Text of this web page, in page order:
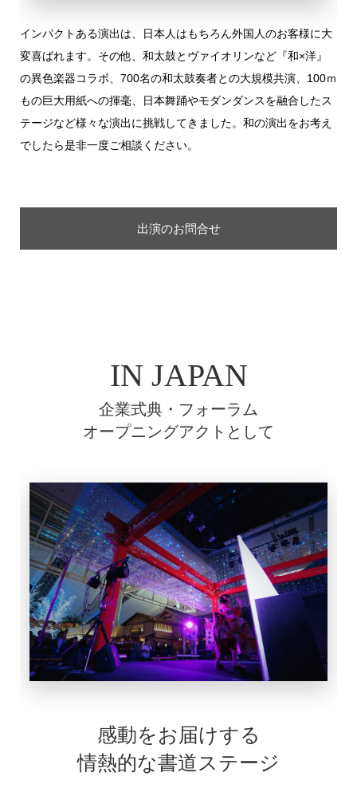
インパクトある演出は、日本人はもちろん外国人のお客様に大
変喜ばれます。その他、和太鼓とヴァイオリンなど『和×洋』
の異色楽器コラボ、700名の和太鼓奏者との大規模共演、100ｍ
もの巨大用紙への揮毫、日本舞踊やモダンダンスを融合したス
テージなど様々な演出に挑戦してきました。和の演出をお考え
でしたら是非一度ご相談ください。
出演のお問合せ
IN JAPAN
企業式典・フォーラム
オープニングアクトとして
感動をお届けする
情熱的な書道ステージ